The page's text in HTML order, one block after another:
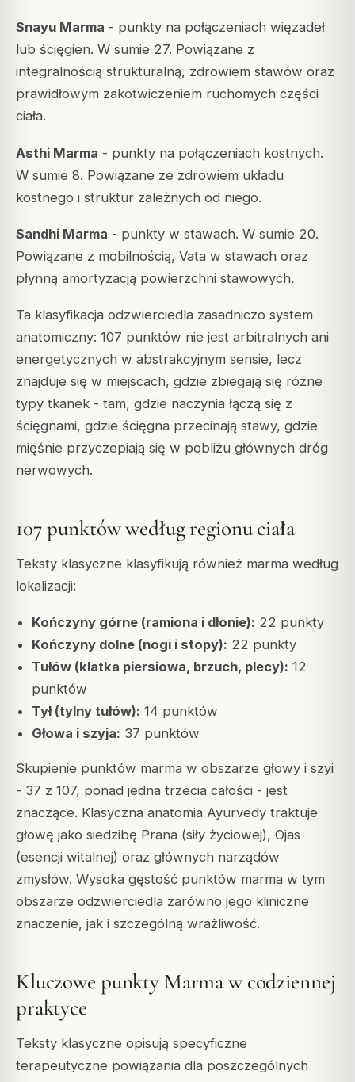
Snayu Marma - punkty na połączeniach więzadeł
lub ścięgien. W sumie 27. Powiązane z
integralnością strukturalną, zdrowiem stawów oraz
prawidłowym zakotwiczeniem ruchomych części
ciała.
Asthi Marma - punkty na połączeniach kostnych.
W sumie 8. Powiązane ze zdrowiem układu
kostnego i struktur zależnych od niego.
Sandhi Marma - punkty w stawach. W sumie 20.
Powiązane z mobilnością, Vata w stawach oraz
płynną amortyzacją powierzchni stawowych.
Ta klasyfikacja odzwierciedla zasadniczo system
anatomiczny: 107 punktów nie jest arbitralnych ani
energetycznych w abstrakcyjnym sensie, lecz
znajduje się w miejscach, gdzie zbiegają się różne
typy tkanek - tam, gdzie naczynia łączą się z
ścięgnami, gdzie ścięgna przecinają stawy, gdzie
mięśnie przyczepiają się w pobliżu głównych dróg
nerwowych.
107 punktów według regionu ciała
Teksty klasyczne klasyfikują również marma według
lokalizacji:
Kończyny górne (ramiona i dłonie): 22 punkty
Kończyny dolne (nogi i stopy): 22 punkty
Tułów (klatka piersiowa, brzuch, plecy): 12
punktów
Tył (tylny tułów): 14 punktów
Głowa i szyja: 37 punktów
Skupienie punktów marma w obszarze głowy i szyi
- 37 z 107, ponad jedna trzecia całości - jest
znaczące. Klasyczna anatomia Ayurvedy traktuje
głowę jako siedzibę Prana (siły życiowej), Ojas
(esencji witalnej) oraz głównych narządów
zmysłów. Wysoka gęstość punktów marma w tym
obszarze odzwierciedla zarówno jego kliniczne
znaczenie, jak i szczególną wrażliwość.
Kluczowe punkty Marma w codziennej
praktyce
Teksty klasyczne opisują specyficzne
terapeutyczne powiązania dla poszczególnych